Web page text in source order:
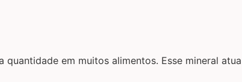
em muitos alimentos. Esse mineral